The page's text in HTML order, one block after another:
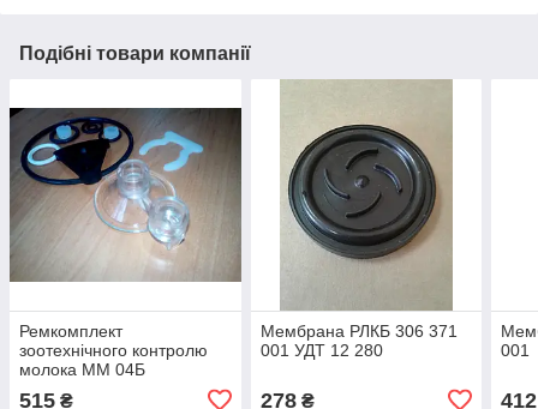
Подібні товари компанії
Ремкомплект
зоотехнічного контролю
молока ММ 04Б
515 ₴
Мембрана РЛКБ 306 371
001 УДТ 12 280
278₴
001
412